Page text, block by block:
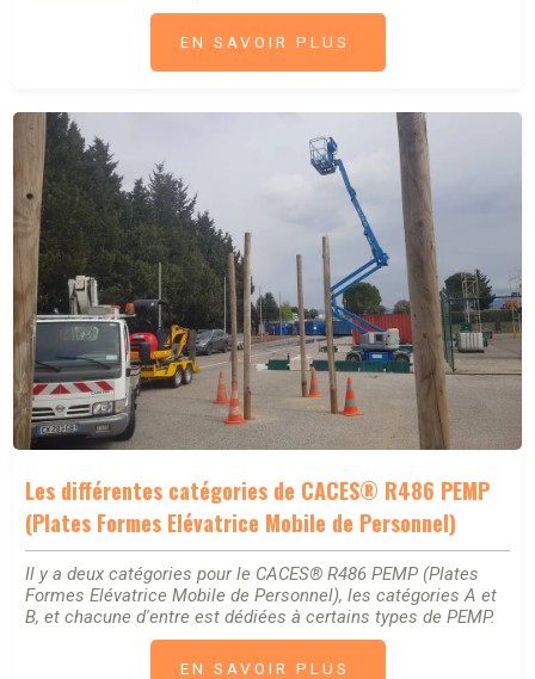
EN SAVOIR PLUS
Les différentes catégories de CACES® R486 PEMP
(Plates Formes Elévatrice Mobile de Personnel)
Il y a deux catégories pour le CACES® R486 PEMP (Plates
Formes Elévatrice Mobile de Personnel), les catégories A et
B, et chacune d'entre est dédiées à certains types de PEMP.
EN SAVOIR PLUS